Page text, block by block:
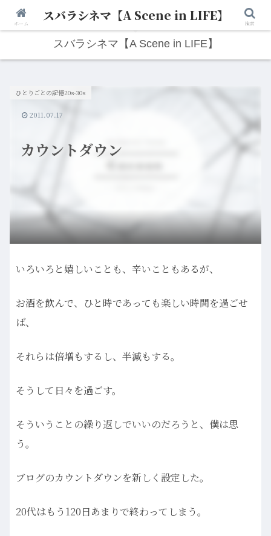
人生は“ひとりごと”から始まる。映画と写真と日々のこと。
スバラシネマ【A Scene in LIFE】
カウントダウン
ひとりごとの記憶20s-30s
2011.07.17
いろいろと嬉しいことも、辛いこともあるが、
お酒を飲んで、ひと時であっても楽しい時間を過ごせ
ば、
それらは倍増もするし、半減もする。
そうして日々を過ごす。
そういうことの繰り返しでいいのだろうと、僕は思
う。
ブログのカウントダウンを新しく設定した。
20代はもう120日あまりで終わってしまう。
ホーム スバラシネマ【A Scene in LIFE】 検索